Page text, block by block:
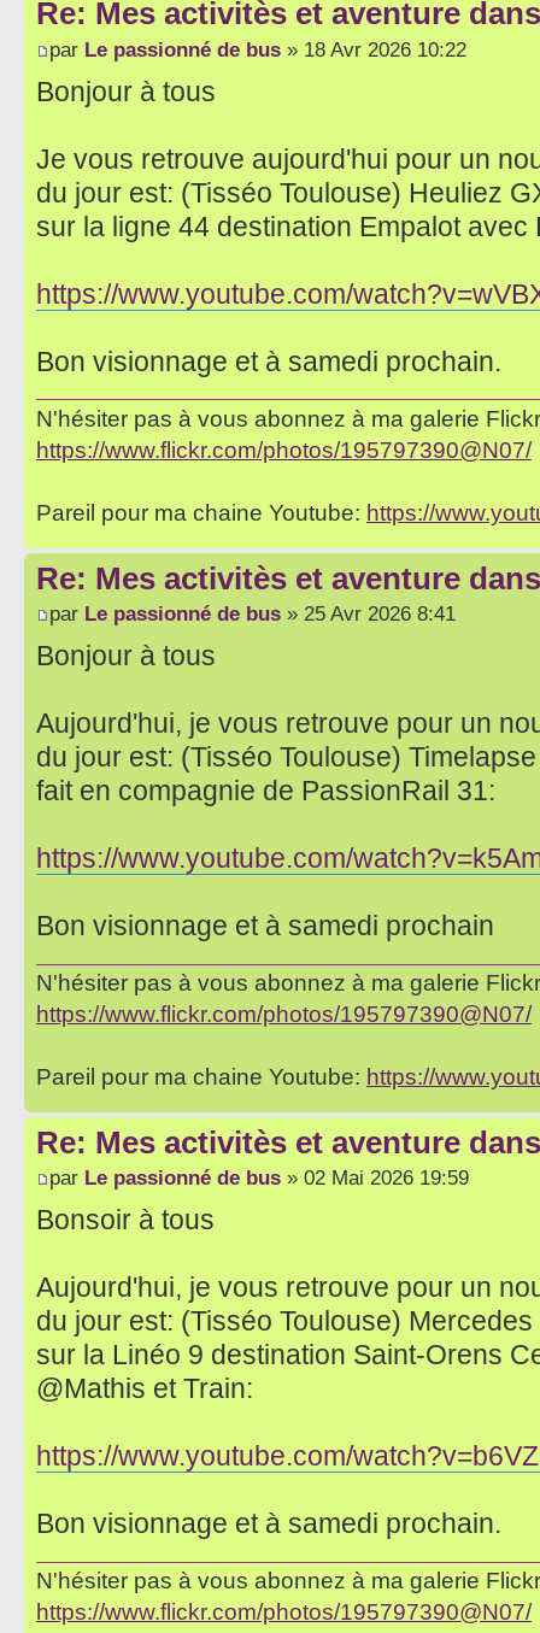
Re: Mes activitès et aventure
par Le passionné de bus » 18 Avr 2026 10:22
Bonjour à tous
Je vous retrouve aujourd'hui pour un
du jour est: (Tisséo Toulouse) Heuliez
sur la ligne 44 destination Empalot avec
https://www.youtube.com/
Bon visionnage et à samedi prochain.
N'hésiter pas à vous abonnez à ma galerie
https://www.flickr.com/photos/195797390@N07/
Pareil pour ma chaine Youtube: https://
Re: Mes activitès et aventure
par Le passionné de bus » 25 Avr 2026 8:41
Bonjour à tous
Aujourd'hui, je vous retrouve pour un
du jour est: (Tisséo Toulouse)
fait en compagnie de PassionRail 31:
https://www.youtube.com/
Bon visionnage et à samedi prochain
N'hésiter pas à vous abonnez à ma galerie
https://www.flickr.com/photos/195797390@N07/
Pareil pour ma chaine Youtube: https://
Re: Mes activitès et aventure
par Le passionné de bus » 02 Mai 2026 19:59
Bonsoir à tous
Aujourd'hui, je vous retrouve pour un
du jour est: (Tisséo Toulouse)
sur la Linéo 9 destination Saint-Orens
@Mathis et Train:
https://www.youtube.com/
Bon visionnage et à samedi prochain.
N'hésiter pas à vous abonnez à ma galerie
https://www.flickr.com/photos/195797390@N07/